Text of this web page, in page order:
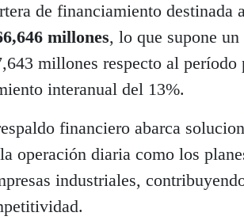
de financiamiento destinada
millones, lo que supone
millones respecto al
interanual del 13%.
financiero abarca
operación diaria como los
industriales,